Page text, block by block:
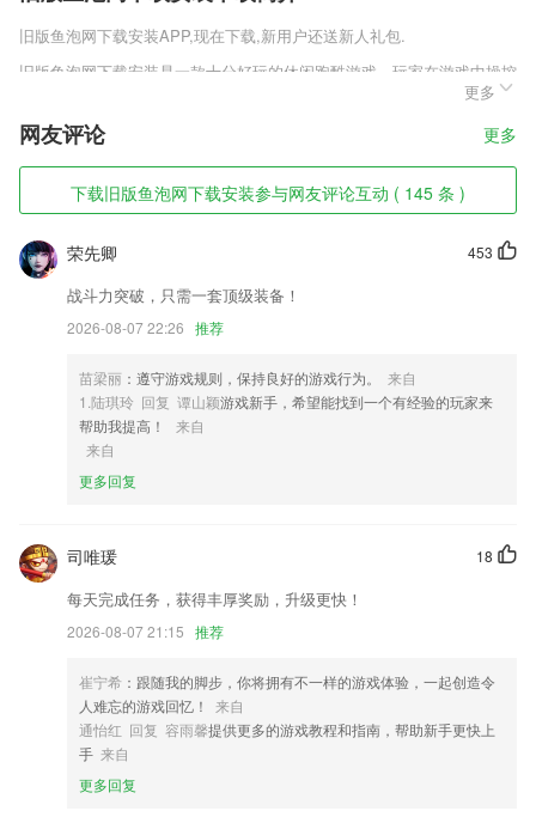
旧版鱼泡网下载安装APP,现在下载,新用户还送新人礼包.
旧版鱼泡网下载安装是一款十分好玩的休闲跑酷游戏，玩家在游戏中操控
一个有四条腿的小机器人，机器人可以把四条腿收起来变成一个小球，在
崎岖的赛道上玩家需要及时变化腿和球的形态，一路拿下第一赢得比赛，
喜欢这种跑酷游戏的玩家千万不要错过这款游戏了，赶快下载游戏试试
吧。
旧版鱼泡网下载安装软件特色
1,自主学习引擎、学习管理系统
2,独家支持视频复读功能,支持lrc、srt多种字幕，资源应有尽有！
3,克服耽误、拖延:
5,精心挑选国内、国际顶级VR游戏，为您带来畅快的VR游戏体验。
6,趣味教学：通过儿歌、电台、词汇、绘本、动画等多种方式为家长创造
360沉浸式家庭英文启蒙环境，实现线上课程和线下教具协同助力小朋友
英文启蒙的培养。更有风靡全球的英语启蒙资源，200+的原创儿歌内
容，英文亲子游戏，让宝宝启蒙更快乐。60大生活场景让宝宝一边涨知
旧版鱼泡网下载安装软件优势
1.其中会有家庭教育讲座直播，专家咨询，课程学习等等不同的功能。
2.二级建造师考试的教材，匹配章节的题目练习，有效学习知识点与考
3.编程学习，这里有着非常专业的编程课程，可以帮助用户学习到专业编
4.增进和孩子之间的感情，可以改善亲子关系，每可以促进孩子对色彩的
更多
网友评论 更多
下载旧版鱼泡网下载安装参与网友评论互动 ( 145 条 )
453
荣先卿
战斗力突破，只需一套顶级装备！
2026-08-07 22:26 推荐
苗梁丽 ：遵守游戏规则，保持良好的游戏行为。
来自
1.陆琪玲 回复 谭山颖游戏新手，希望能找到一个有经验的玩家来
帮助我提高！
来自
来自
更多回复
18
司唯瑗
每天完成任务，获得丰厚奖励，升级更快！
2026-08-07 21:15 推荐
崔宁希 ：跟随我的脚步，你将拥有不一样的游戏体验，一起创造令
人难忘的游戏回忆！
来自
通怡红 回复 容雨馨提供更多的游戏教程和指南，帮助新手更快上
手 来自
更多回复